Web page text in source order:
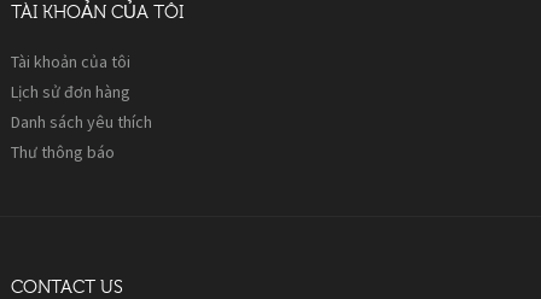
TÀI KHOẢN CỦA TÔI
Tài khoản của tôi
Lịch sử đơn hàng
Danh sách yêu thích
Thư thông báo
CONTACT US